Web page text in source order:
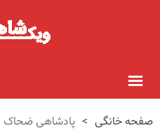
صفحه خانگی > پادشاهی ضحاک